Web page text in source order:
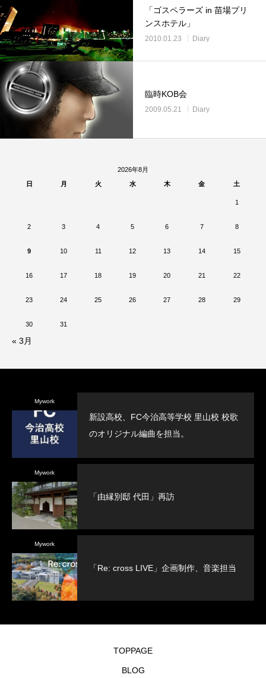
「ゴスペラーズ in 苗場プリ
ンスホテル」
2010.01.23 Diary
臨時KOB会
2009.05.21 Diary
2026年8月
日
月 火 水 木 金 土
1
2 3 4 5 6 7 8
9 10 11 12 13 14 15
16 17 18 19 20 21 22
23 24 25 26 27 28 29
30 31
« 3月
Mywork
新設高校、FC今治高等学校 里山校 校歌
のオリジナル編曲を担当。
Mywork
「由縁別邸 代田」再訪
Mywork
「Re: cross LIVE」企画制作、音楽担当
TOPPAGE
BLOG